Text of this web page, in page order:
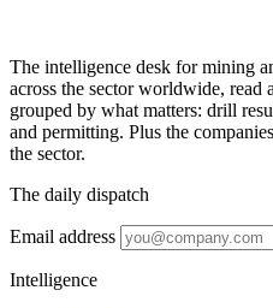
The intelligence desk for mining
across the sector worldwide, read
grouped by what matters: drill
and permitting. Plus the
the sector.
The daily dispatch
Email address
Intelligence